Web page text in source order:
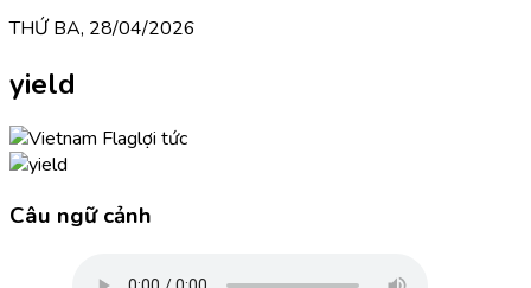
THỨ BA, 28/04/2026
yield
lợi tức
Câu ngữ cảnh